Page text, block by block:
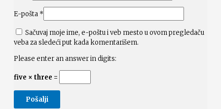
E-pošta *
Sačuvaj moje ime, e-poštu i veb mesto u ovom pregledaču
veba za sledeći put kada komentarišem.
Please enter an answer in digits:
five × three =